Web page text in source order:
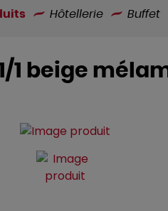
Hôtellerie Buffet
1 beige